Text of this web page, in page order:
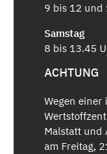
9 bis 12 und
Samstag
8 bis 13.45
ACHTUNG
Wegen
Malstatt und
am Freitag,